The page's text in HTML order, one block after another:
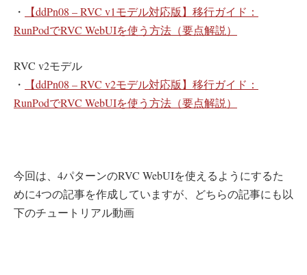
・
【ddPn08 – RVC v1モデル対応版】移行ガイド：
RunPodでRVC WebUIを使う方法（要点解説）
RVC v2モデル
・
【ddPn08 – RVC v2モデル対応版】移行ガイド：
RunPodでRVC WebUIを使う方法（要点解説）
今回は、4パターンのRVC WebUIを使えるようにするた
めに4つの記事を作成していますが、どちらの記事にも以
下のチュートリアル動画